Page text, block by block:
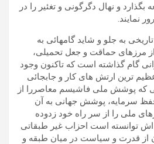
و نهال دگرگونی و تغئیر را در
نمایند.
به جلو و شاید گامهائی به
مرزهای حماقت و جعل تحمیلی،
گام گذاشته است که تاکنون وجود
ترین ارتش های کار و جابجائی
که پوشش ملی فاشیسم معاصررا از
سرمایه، پوشش جهانی به آن
ملی را از سر راه خود زدوده
اش توانسته است احزاب غیر طبقاتی
از قدرت و سیاست در میان طبقه و